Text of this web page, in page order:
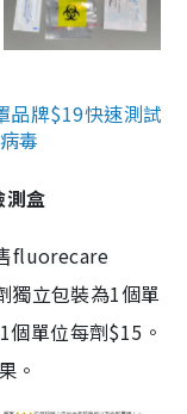
品牌$19快速測試
毒
盒
fluorecare
獨立包裝為1個單
單位每劑$15。
。